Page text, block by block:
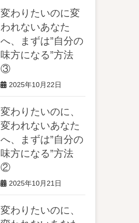
変わりたいのに変
われないあなた
へ、まずは”自分の
味方になる”方法
③
2025年10月22日
変わりたいのに、
変われないあなた
へ、まずは”自分の
味方になる”方法
②
2025年10月21日
変わりたいのに、